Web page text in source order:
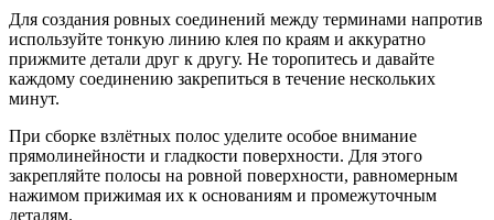
Для создания ровных соединений между терминами напротив
используйте тонкую линию клея по краям и аккуратно
прижмите детали друг к другу. Не торопитесь и давайте
каждому соединению закрепиться в течение нескольких
минут.
При сборке взлётных полос уделите особое внимание
прямолинейности и гладкости поверхности. Для этого
закрепляйте полосы на ровной поверхности, равномерным
нажимом прижимая их к основаниям и промежуточным
деталям.